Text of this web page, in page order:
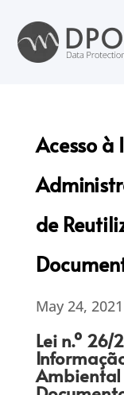
Acesso à
de
May 24, 2021
Lei n.º 26/
Ambiental